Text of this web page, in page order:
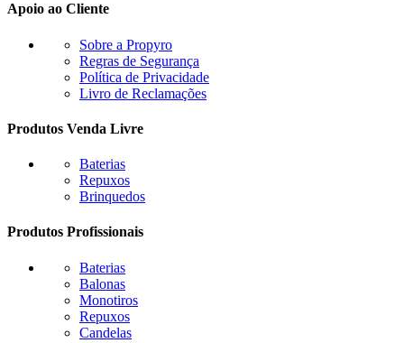
Apoio ao Cliente
Sobre a Propyro
Regras de Segurança
Política de Privacidade
Livro de Reclamações
Produtos Venda Livre
Baterias
Repuxos
Brinquedos
Produtos Profissionais
Baterias
Balonas
Monotiros
Repuxos
Candelas